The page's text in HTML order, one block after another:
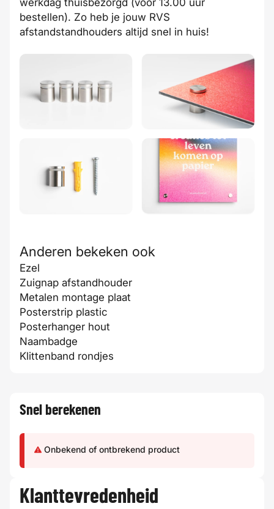
bestellen). Zo heb je jouw RVS
afstandstandhouders altijd snel in huis!
Anderen bekeken ook
Ezel
Zuignap afstandhouder
Metalen montage plaat
Posterstrip plastic
Posterhanger hout
Naambadge
Klittenband rondjes
Snel berekenen
Onbekend of ontbrekend product
Klanttevredenheid